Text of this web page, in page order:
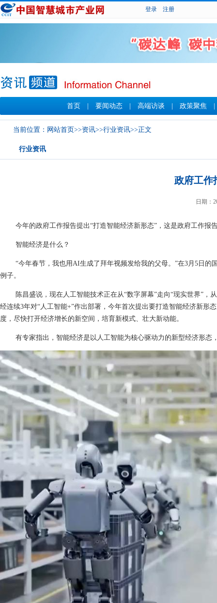
登录 注册
首页 要闻动态 高端访谈 政策聚焦
当前位置： 网站首页>>资讯>>行业资讯>>正文
行业资讯
政府工作
日期：
今年的政府工作报告提出“打造智能经济新形态”，这是政府工作报
智能经济是什么？
“今年春节，我也用AI生成了拜年视频发给我的父母。”在3月5日
例子。
陈昌盛说，现在人工智能技术正在从“数字屏幕”走向“现实世界”，
经连续3年对“人工智能+”作出部署，今年首次提出要打造智能经济新
度，尽快打开经济增长的新空间，培育新模式、壮大新动能。
有专家指出，智能经济是以人工智能为核心驱动力的新型经济形